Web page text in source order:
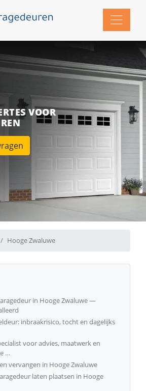
VOOR
Hooge Zwaluwe
in Hooge Zwaluwe —
inbraakrisico, tocht en dagelijks
voor advies, maatwerk en
…
vervangen in Hooge Zwaluwe
laten plaatsen in Hooge